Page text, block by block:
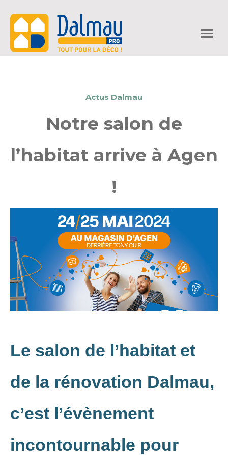
Actus Dalmau
Notre salon de
l’habitat arrive à Agen
!
Le salon de l’habitat et
de la rénovation Dalmau,
c’est l’évènement
incontournable pour